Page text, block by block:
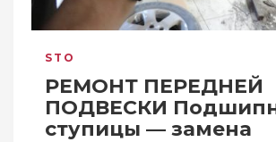
STO
РЕМОНТ ПЕРЕДНЕЙ
ПОДВЕСКИ
ступицы — замена